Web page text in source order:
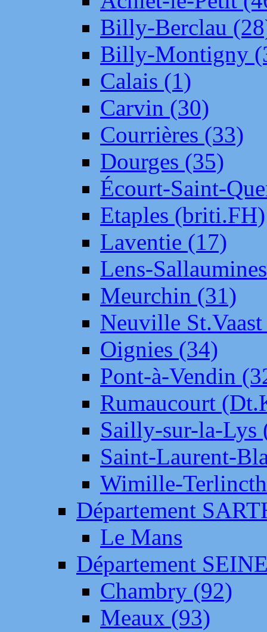
Billy-Berclau
Billy-Montigny
Calais (1)
Carvin (30)
Courrières (33)
Dourges (35)
Écourt-Saint-
Etaples (briti.FH)
Laventie (17)
Lens-
Meurchin (31)
Neuville
Oignies (34)
Pont-à-Vendin
Rumaucourt
Sailly-sur-la-Lys
Saint-Laurent-
Wimille-
Département
Le Mans
Département
Chambry (92)
Meaux (93)